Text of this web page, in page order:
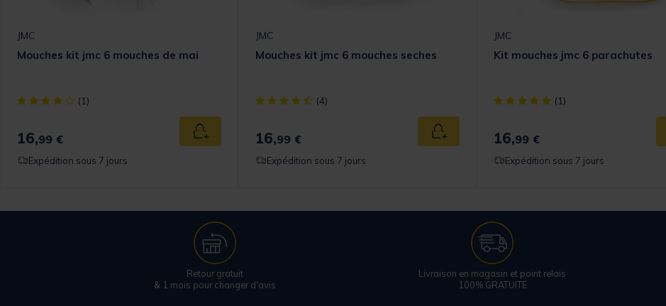
panier
JMC
Mouches kit jmc 6 mouches de mai
[object Object] out of 5 Customer Rating
(1)
16,99 € Ajouter au panier
Expédition sous 7 jours
JMC
Mouches kit jmc 6 mouches seches
[object Object] out of 5 Customer Rating
(4)
16,99 € Ajouter au panier
Expédition sous 7 jours
JMC
Kit mouches jmc 6 parachutes
[object Object] out of 5 Customer
(1)
16,99 €
Expédition sous 7 jours
Retour gratuit
& 1 mois pour changer d'avis
Livraison en magasin et point relais
100% GRATUITE